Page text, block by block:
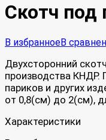
Скотч
В избранноеВ
Двухсторонний
производства КНДР.
париков и других
от 0,8(см) до 2(см),
Характеристики